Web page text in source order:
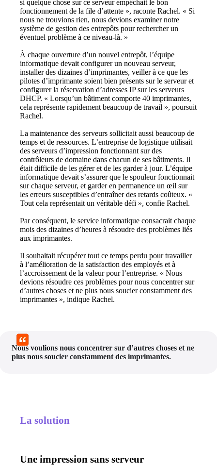
si quelque chose sur ce serveur empêchait le bon
fonctionnement de la file d’attente », raconte Rachel. « Si
nous ne trouvions rien, nous devions examiner notre
système de gestion des entrepôts pour rechercher un
éventuel problème à ce niveau-là. »
À chaque ouverture d’un nouvel entrepôt, l’équipe
informatique devait configurer un nouveau serveur,
installer des dizaines d’imprimantes, veiller à ce que les
pilotes d’imprimante soient bien présents sur le serveur et
configurer la réservation d’adresses IP sur les serveurs
DHCP. « Lorsqu’un bâtiment comporte 40 imprimantes,
cela représente rapidement beaucoup de travail », poursuit
Rachel.
La maintenance des serveurs sollicitait aussi beaucoup de
temps et de ressources. L’entreprise de logistique utilisait
des serveurs d’impression fonctionnant sur des
contrôleurs de domaine dans chacun de ses bâtiments. Il
était difficile de les gérer et de les garder à jour. L’équipe
informatique devait s’assurer que le spouleur fonctionnait
sur chaque serveur, et garder en permanence un œil sur
les erreurs susceptibles d’entraîner des retards coûteux. «
Tout cela représentait un véritable défi », confie Rachel.
Par conséquent, le service informatique consacrait chaque
mois des dizaines d’heures à résoudre des problèmes liés
aux imprimantes.
Il souhaitait récupérer tout ce temps perdu pour travailler
à l’amélioration de la satisfaction des employés et à
l’accroissement de la valeur pour l’entreprise. « Nous
devions résoudre ces problèmes pour nous concentrer sur
d’autres choses et ne plus nous soucier constamment des
imprimantes », indique Rachel.
Nous voulions nous concentrer sur d’autres choses et ne
plus nous soucier constamment des imprimantes.
La solution
Une impression sans serveur